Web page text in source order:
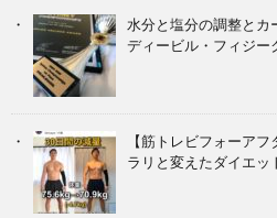
水分と塩分の調整とカ
ディービル・フィジー
【筋トレビフォーア
ラリと変えたダイエッ